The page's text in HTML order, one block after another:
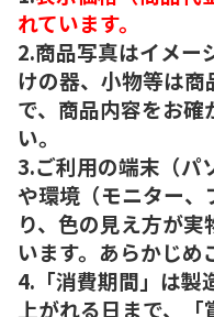
れています。
2.商品写真はイメー
けの器、小物等は商
で、商品内容をお確
い。
3.ご利用の端末（パ
や環境（モニター、
り、色の見え方が
います。あらかじめ
4.「消費期間」は製
上がれる日まで、「